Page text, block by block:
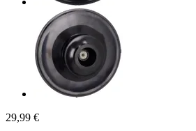
29,99 €